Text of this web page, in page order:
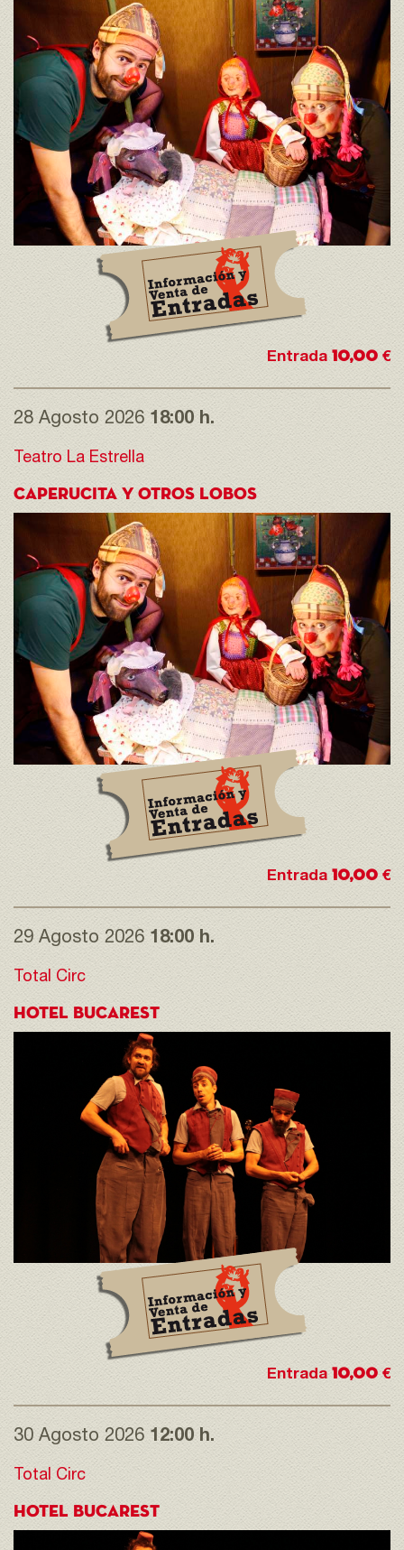
Entrada 10,00 €
28 Agosto 2026 18:00 h.
Teatro La Estrella
CAPERUCITA Y OTROS LOBOS
Entrada 10,00 €
29 Agosto 2026 18:00 h.
Total Circ
HOTEL BUCAREST
Entrada10,00 €
30 Agosto 2026 12:00 h.
Total Circ
HOTEL BUCAREST